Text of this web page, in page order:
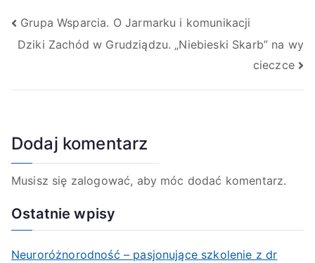
Grupa Wsparcia. O Jarmarku i komunikacji
Dziki Zachód w Grudziądzu. „Niebieski Skarb” na wy
cieczce
Dodaj komentarz
Musisz się zalogować, aby móc dodać komentarz.
Ostatnie wpisy
Neuroróżnorodność – pasjonujące szkolenie z dr